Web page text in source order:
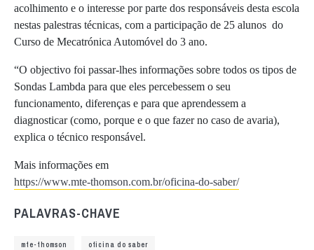
acolhimento e o interesse por parte dos responsáveis desta escola
nestas palestras técnicas, com a participação de 25 alunos do
Curso de Mecatrónica Automóvel do 3 ano.
“O objectivo foi passar-lhes informações sobre todos os tipos de
Sondas Lambda para que eles percebessem o seu
funcionamento, diferenças e para que aprendessem a
diagnosticar (como, porque e o que fazer no caso de avaria),
explica o técnico responsável.
Mais informações em
https://www.mte-thomson.com.br/oficina-do-saber/
PALAVRAS-CHAVE
mte-thomson oficina do saber